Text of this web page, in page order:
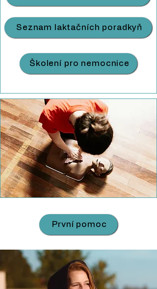
Seznam laktačních poradkyň
Školení pro nemocnice
První pomoc